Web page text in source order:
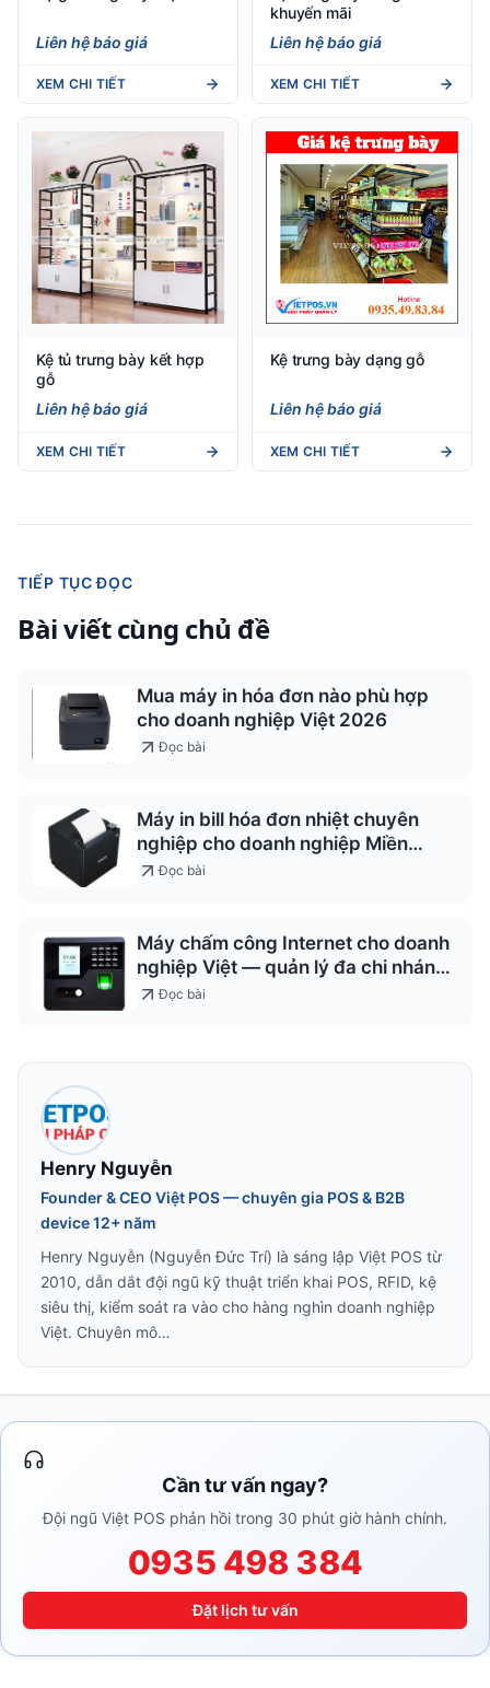
Liên hệ báo giá
XEM CHI TIẾT
khuyến mãi
Liên hệ báo giá
XEM CHI TIẾT
Kệ tủ trưng bày kết hợp
gỗ
Liên hệ báo giá
XEM CHI TIẾT
Kệ trưng bày dạng gỗ
Liên hệ báo giá
XEM CHI TIẾT
TIẾP TỤC ĐỌC
Bài viết cùng chủ đề
Mua máy in hóa đơn nào phù hợp
cho doanh nghiệp Việt 2026
Đọc bài
Máy in bill hóa đơn nhiệt chuyên
nghiệp cho doanh nghiệp Miền
Trung
Đọc bài
Máy chấm công Internet cho doanh
nghiệp Việt — quản lý đa chi nhánh
2026
Đọc bài
Henry Nguyễn
Founder & CEO Việt POS — chuyên gia POS & B2B
device 12+ năm
Henry Nguyễn (Nguyễn Đức Trí) là sáng lập Việt POS từ
2010, dẫn dắt đội ngũ kỹ thuật triển khai POS, RFID, kệ
siêu thị, kiểm soát ra vào cho hàng nghìn doanh nghiệp
Việt. Chuyên mô…
Cần tư vấn ngay?
Đội ngũ Việt POS phản hồi trong 30 phút giờ hành chính.
0935 498 384
Đặt lịch tư vấn